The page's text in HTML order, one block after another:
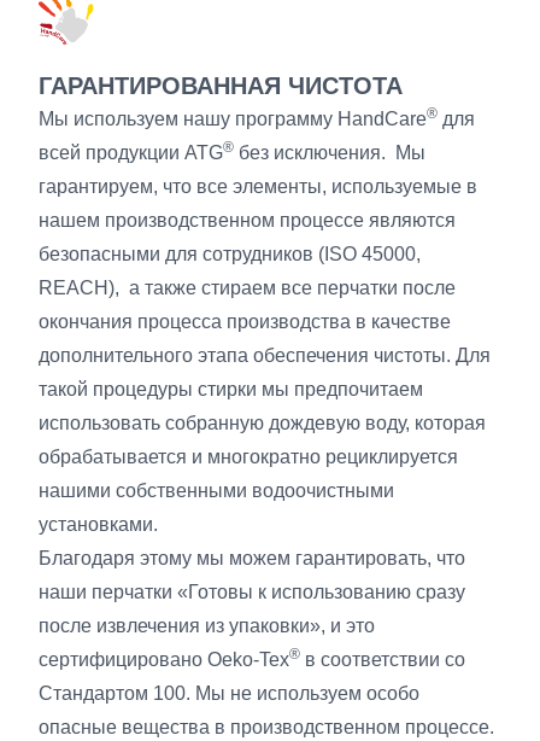
ГАРАНТИРОВАННАЯ ЧИСТОТА
Мы используем нашу программу HandCare® для
всей продукции ATG® без исключения. Мы
гарантируем, что все элементы, используемые в
нашем производственном процессе являются
безопасными для сотрудников (ISO 45000,
REACH), а также стираем все перчатки после
окончания процесса производства в качестве
дополнительного этапа обеспечения чистоты. Для
такой процедуры стирки мы предпочитаем
использовать собранную дождевую воду, которая
обрабатывается и многократно рециклируется
нашими собственными водоочистными
установками.
Благодаря этому мы можем гарантировать, что
наши перчатки «Готовы к использованию сразу
после извлечения из упаковки», и это
сертифицировано Oeko-Tex® в соответствии со
Стандартом 100. Мы не используем особо
опасные вещества в производственном процессе.